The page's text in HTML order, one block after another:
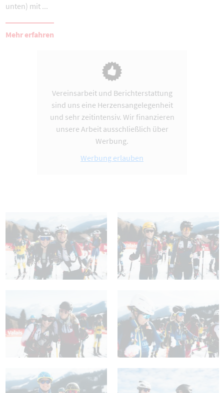
unten) mit ...
Mehr erfahren
Vereinsarbeit und Berichterstattung
sind uns eine Herzensangelegenheit
und sehr zeitintensiv. Wir finanzieren
unsere Arbeit ausschließlich über
Werbung.
Werbung erlauben